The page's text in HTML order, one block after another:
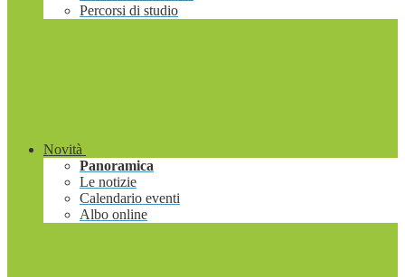
Percorsi di studio
Novità
Panoramica
Le notizie
Calendario eventi
Albo online